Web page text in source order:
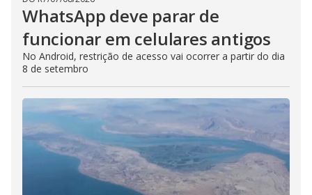
WhatsApp deve parar de
funcionar em celulares antigos
No Android, restrição de acesso vai ocorrer a partir do dia
8 de setembro